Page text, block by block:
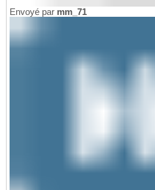
Envoyé par mm_71